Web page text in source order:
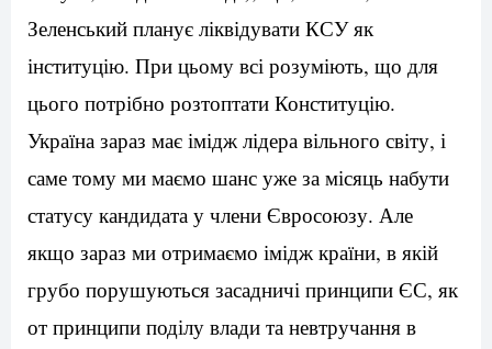
Зеленський планує ліквідувати КСУ як
інституцію. При цьому всі розуміють, що для
цього потрібно розтоптати Конституцію.
Україна зараз має імідж лідера вільного світу, і
саме тому ми маємо шанс уже за місяць набути
статусу кандидата у члени Євросоюзу. Але
якщо зараз ми отримаємо імідж країни, в якій
грубо порушуються засадничі принципи ЄС, як
от принципи поділу влади та невтручання в